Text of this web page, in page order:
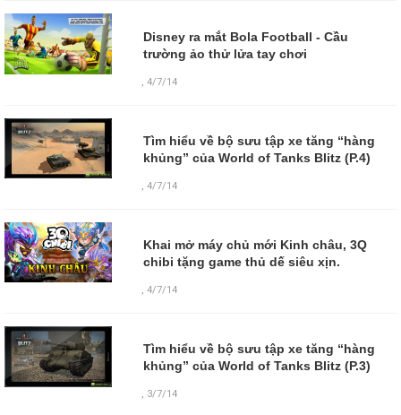
Disney ra mắt Bola Football - Cầu
trường ảo thử lửa tay chơi
,4/7/14
Tìm hiểu về bộ sưu tập xe tăng “hàng
khủng” của World of Tanks Blitz (P.4)
,4/7/14
Khai mở máy chủ mới Kinh châu, 3Q
chibi tặng game thủ dế siêu xịn.
,4/7/14
Tìm hiểu về bộ sưu tập xe tăng “hàng
khủng” của World of Tanks Blitz (P.3)
, 3/7/14